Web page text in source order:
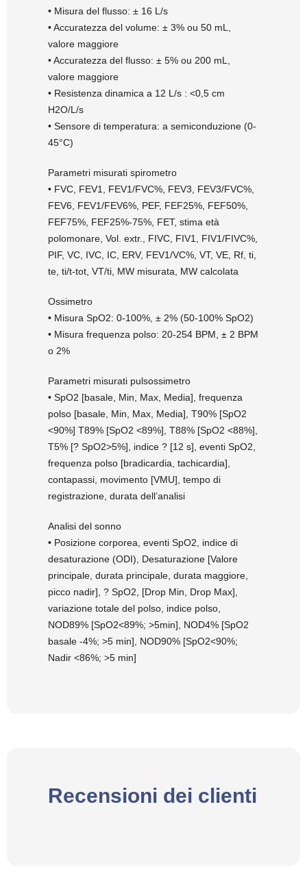
• Misura del flusso: ± 16 L/s
• Accuratezza del volume: ± 3% ou 50 mL,
valore maggiore
• Accuratezza del flusso: ± 5% ou 200 mL,
valore maggiore
• Resistenza dinamica a 12 L/s : <0,5 cm
H2O/L/s
• Sensore di temperatura: a semiconduzione (0-
45°C)
Parametri misurati spirometro
• FVC, FEV1, FEV1/FVC%, FEV3, FEV3/FVC%,
FEV6, FEV1/FEV6%, PEF, FEF25%, FEF50%,
FEF75%, FEF25%-75%, FET, stima età
polomonare, Vol. extr., FIVC, FIV1, FIV1/FIVC%,
PIF, VC, IVC, IC, ERV, FEV1/VC%, VT, VE, Rf, ti,
te, ti/t-tot, VT/ti, MW misurata, MW calcolata
Ossimetro
• Misura SpO2: 0-100%, ± 2% (50-100% SpO2)
• Misura frequenza polso: 20-254 BPM, ± 2 BPM
o 2%
Parametri misurati pulsossimetro
• SpO2 [basale, Min, Max, Media], frequenza
polso [basale, Min, Max, Media], T90% [SpO2
<90%] T89% [SpO2 <89%], T88% [SpO2 <88%],
T5% [? SpO2>5%], indice ? [12 s], eventi SpO2,
frequenza polso [bradicardia, tachicardia],
contapassi, movimento [VMU], tempo di
registrazione, durata dell’analisi
Analisi del sonno
• Posizione corporea, eventi SpO2, indice di
desaturazione (ODI), Desaturazione [Valore
principale, durata principale, durata maggiore,
picco nadir], ? SpO2, [Drop Min, Drop Max],
variazione totale del polso, indice polso,
NOD89% [SpO2<89%; >5min], NOD4% [SpO2
basale -4%; >5 min], NOD90% [SpO2<90%;
Nadir <86%; >5 min]
Recensioni dei clienti